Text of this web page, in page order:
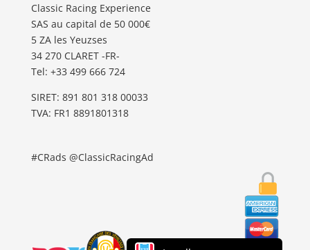
Classic Racing Experience
SAS au capital de 50 000€
5 ZA les Yeuzses
34 270 CLARET -FR-
Tel: ‭+33 499 666 724‬
SIRET: 891 801 318 00033
TVA: FR1 8891801318
#CRads @ClassicRacingAd